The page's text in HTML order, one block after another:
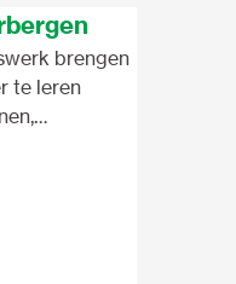
brengen
te leren